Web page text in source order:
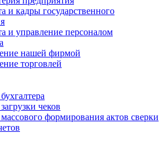
и кадры государственного
и управление персоналом
нашей фирмой
торговлей
чеков
формирования актов сверки